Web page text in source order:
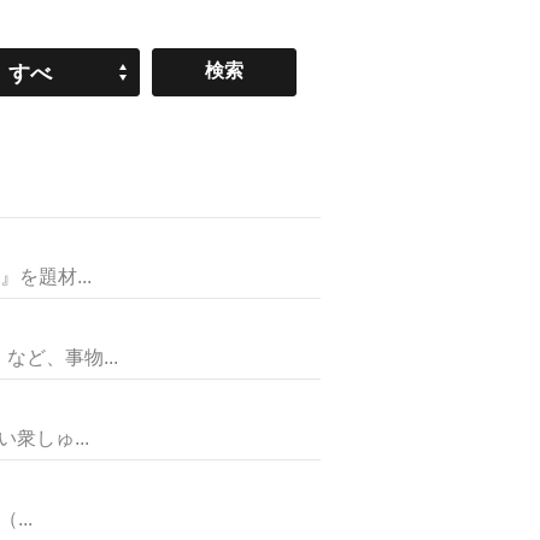
すべ
を題材...
ど、事物...
衆しゅ...
...